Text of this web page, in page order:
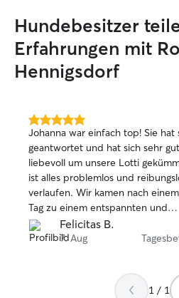
Hundebesitzer
Erfahrungen mit
Hennigsdorf
5.0
von
5
Sternen
Johanna war einfach top! Sie hat schnell
geantwortet und hat sich sehr
liebevoll um unsere Lotti
ist alles problemlos und
verlaufen. Wir kamen nach einem langen
Tag zu einem entspannten und
zufriedenem Hund zurück. Wir können
Johanna nur empfehlen!
Felicitas B.
7. Aug
1 / 1